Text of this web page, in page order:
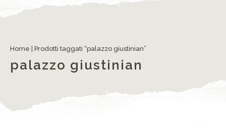
Home | Prodotti taggati “palazzo giustinian”
palazzo giustinian